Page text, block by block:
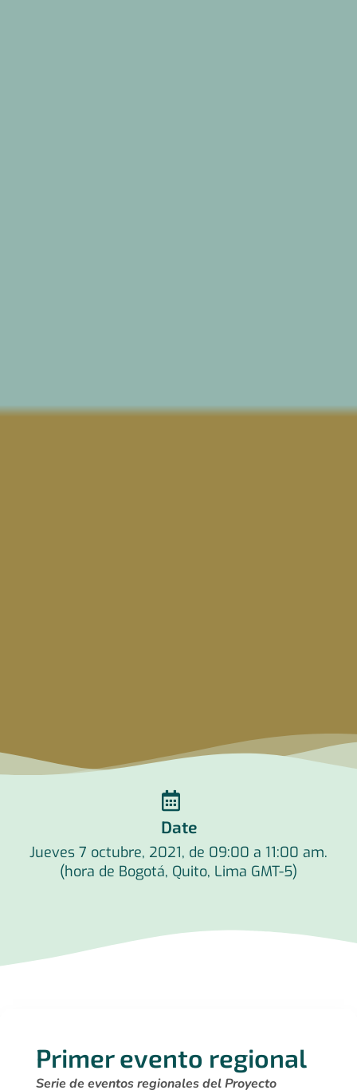
Date
Jueves 7 octubre, 2021, de 09:00 a 11:00 am.
(hora de Bogotá, Quito, Lima GMT-5)
Primer evento regional
Serie de eventos regionales del Proyecto